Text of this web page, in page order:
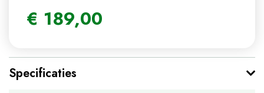
€ 189,00
Specificaties